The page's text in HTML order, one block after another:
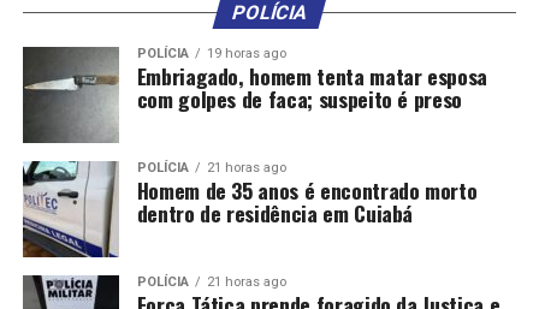
planejada pelo governo é atuar pelas duas legendas,
como foi na eleição municipal.
Na oposição, Campos deve conciliar a gestão do Recife
com a presidência nacional do PSB. Ele assumirá o
comando do partido em maio. A função será uma vitrine
para ampliar a sua imagem em âmbito nacional e
estadual e tem como objetivo também fortalecer o
partido com a atração de novos filiados.
Campos tem um quebra-cabeça na montagem de uma
POLÍCIA
POLÍCIA 19 horas ago
Embriagado, homem tenta matar esposa
com golpes de faca; suspeito é preso
POLÍCIA 21 horas ago
Homem de 35 anos é encontrado morto
dentro de residência em Cuiabá
POLÍCIA 21 horas ago